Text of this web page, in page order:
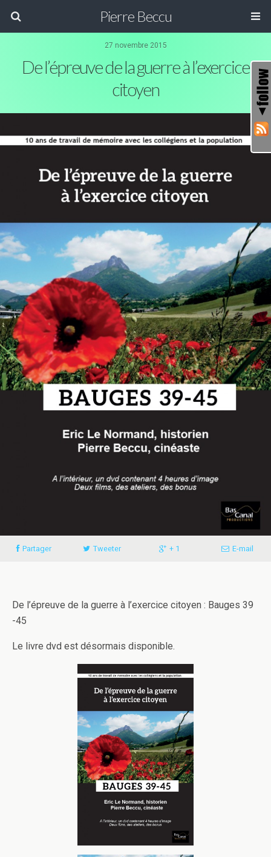
Pierre Beccu
27 novembre 2015
De l’épreuve de la guerre à l’exercice
citoyen
Partager Tweeter + 1 E-mail
De l’épreuve de la guerre à l’exercice citoyen : Bauges 39
-45
Le livre dvd est désormais disponible.